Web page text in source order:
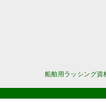
船舶用ラッシング資